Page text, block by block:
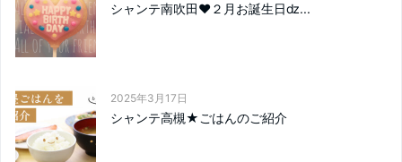
シャンテ南吹田❤２月お誕生日ǳ...
2025年3月17日
シャンテ高槻★ごはんのご紹介